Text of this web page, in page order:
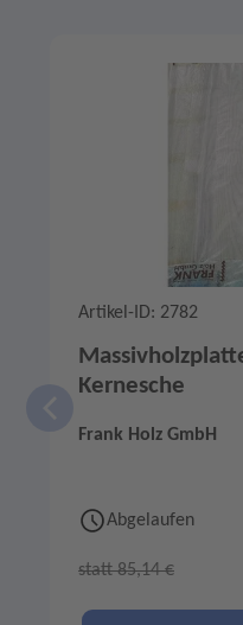
Artikel-ID: 2782
Kernesche
Frank Holz GmbH
Abgelaufen
statt 85,14 €